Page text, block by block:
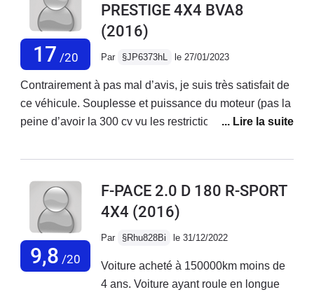
travaux.Aucune prise en charge de la
marque. Refus de prise en charge du
du véhicule en l’état a 1500 euros.À
fuir…
17 /20
PRESTIGE 4X4 BVA8
(2016)
Par §JP6373hL le 27/01/2023
Contrairement à pas mal d’avis, je suis très satisfait de
ce véhicule. Souplesse et puissance du moteur (pas la
peine d’avoir la 300 cv vu les restrictions de vitesse
immense. Aucun problème depuis 3 ans et entretien
Jaguar. Les seules remarques négatives que je peux
faire ce sont les plastiques intérieurs imitation bois qui
sont indignes d’une Jaguar, la suspension trop ferme
qui fait un peu tape-cul sur routes dégradées etces
passages de roues trop hauts qui pour moi dégradent
la ligne de la voiture, comme si on achetait une F-Pace
9,8 /20
F-PACE 2.0 D 180 R-SPORT
4X4 (2016)
Par §Rhu828Bi le 31/12/2022
Voiture acheté à 150000km moins de
4 ans. Voiture ayant roule en longue